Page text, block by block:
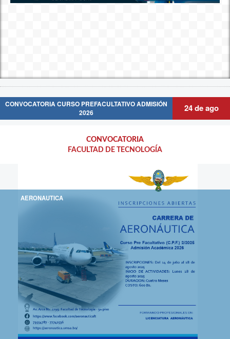
AERONAUTICA
CONVOCATORIA CURSO PREFACULTATIVO ADMISIÓN
2026
24 de ago
CONVOCATORIA
FACULTAD DE TECNOLOGÍA
CONVOCATORIA
CURSO PREFACULTATIVO O PREUNIVERSITARIO